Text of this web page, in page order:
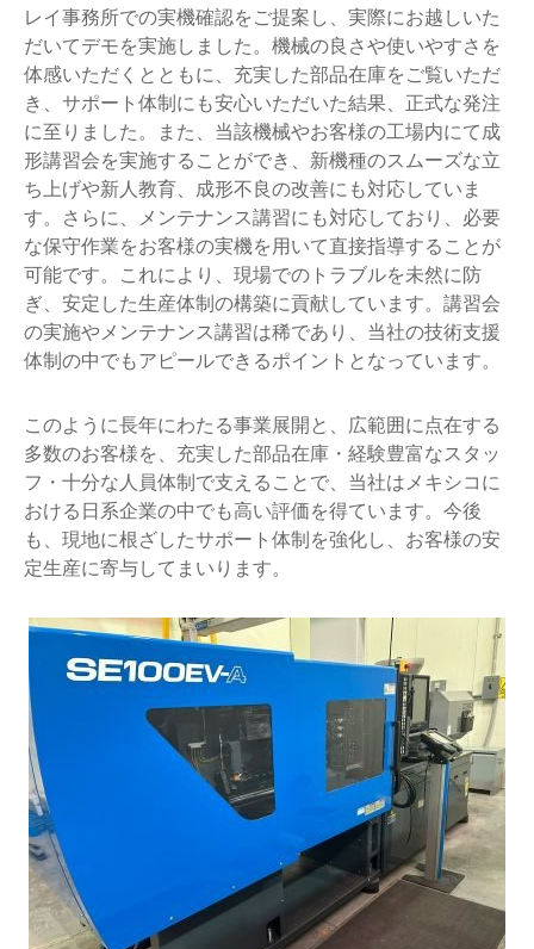
レイ事務所での実機確認をご提案し、実際にお越しいた
だいてデモを実施しました。機械の良さや使いやすさを
体感いただくとともに、充実した部品在庫をご覧いただ
き、サポート体制にも安心いただいた結果、正式な発注
に至りました。また、当該機械やお客様の工場内にて成
形講習会を実施することができ、新機種のスムーズな立
ち上げや新人教育、成形不良の改善にも対応していま
す。さらに、メンテナンス講習にも対応しており、必要
な保守作業をお客様の実機を用いて直接指導することが
可能です。これにより、現場でのトラブルを未然に防
ぎ、安定した生産体制の構築に貢献しています。講習会
の実施やメンテナンス講習は稀であり、当社の技術支援
体制の中でもアピールできるポイントとなっています。
このように長年にわたる事業展開と、広範囲に点在する
多数のお客様を、充実した部品在庫・経験豊富なスタッ
フ・十分な人員体制で支えることで、当社はメキシコに
おける日系企業の中でも高い評価を得ています。今後
も、現地に根ざしたサポート体制を強化し、お客様の安
定生産に寄与してまいります。